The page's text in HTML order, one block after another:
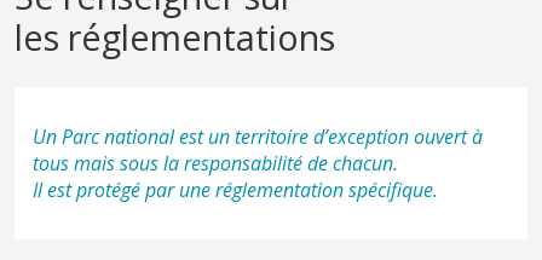
les réglementations
Un Parc national est un territoire d’exception ouvert à
tous mais sous la responsabilité de chacun.
Il est protégé par une réglementation spécifique.